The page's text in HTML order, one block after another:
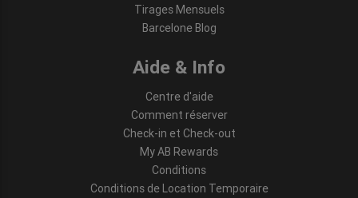
Tirages Mensuels
Barcelone Blog
Aide & Info
Centre d'aide
Comment réserver
Check-in et Check-out
My AB Rewards
Conditions
Conditions de Location Temporaire